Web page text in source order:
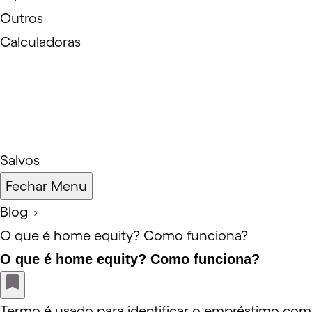
Outros
Calculadoras
Salvos
Fechar Menu
Blog
O que é home equity? Como funciona?
O que é home equity? Como funciona?